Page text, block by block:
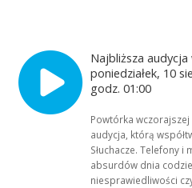
Najbliższa audycja
poniedziałek, 10
godz. 01:00
Powtórka
audycja, którą
Słuchacze. Telefony i
absurdów dnia
niesprawiedliwości